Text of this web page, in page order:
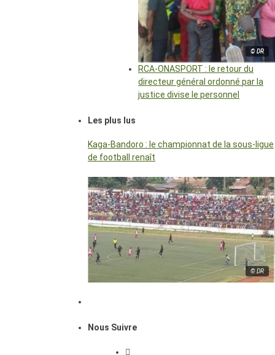
© DR
RCA-ONASPORT : le retour du
directeur général ordonné par la
justice divise le personnel
Les plus lus
Kaga-Bandoro : le championnat de la sous-ligue
de football renaît
© DR
Nous Suivre